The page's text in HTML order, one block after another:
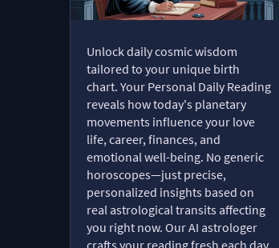
Unlock daily cosmic wisdom
tailored to your unique birth
chart. Your Personal Daily Reading
reveals how today's planetary
movements influence your love
life, career, finances, and
emotional well-being. No generic
horoscopes—just precise,
personalized insights based on
real astrological transits affecting
you right now. Our AI astrologer
crafts your reading fresh each day